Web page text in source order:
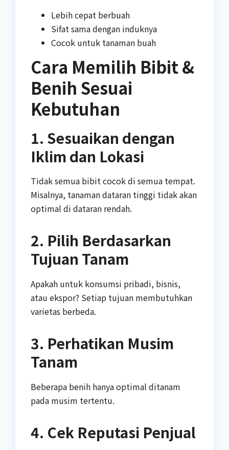
Lebih cepat berbuah
Sifat sama dengan induknya
Cocok untuk tanaman buah
Cara Memilih Bibit &
Benih Sesuai
Kebutuhan
1. Sesuaikan dengan
Iklim dan Lokasi
Tidak semua bibit cocok di semua tempat.
Misalnya, tanaman dataran tinggi tidak akan
optimal di dataran rendah.
2. Pilih Berdasarkan
Tujuan Tanam
Apakah untuk konsumsi pribadi, bisnis,
atau ekspor? Setiap tujuan membutuhkan
varietas berbeda.
3. Perhatikan Musim
Tanam
Beberapa benih hanya optimal ditanam
pada musim tertentu.
4. Cek Reputasi Penjual